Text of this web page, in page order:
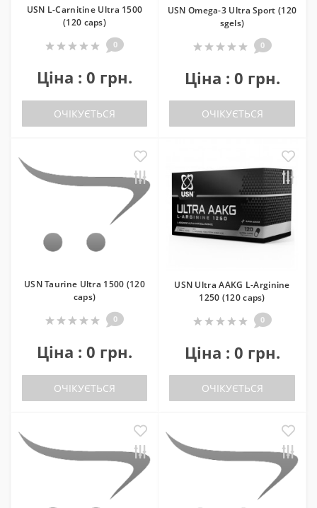
USN L-Carnitine Ultra 1500
(120 caps)
0
Ціна : 0 грн.
ОЧІКУЄТЬСЯ
USN Omega-3 Ultra Sport (120
sgels)
0
Ціна : 0 грн.
ОЧІКУЄТЬСЯ
USN Taurine Ultra 1500 (120
caps)
0
Ціна : 0 грн.
ОЧІКУЄТЬСЯ
USN Ultra AAKG L-Arginine
1250 (120 caps)
0
Ціна : 0 грн.
ОЧІКУЄТЬСЯ